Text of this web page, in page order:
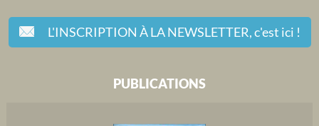
L'INSCRIPTION À LA NEWSLETTER,c'est ici !
PUBLICATIONS